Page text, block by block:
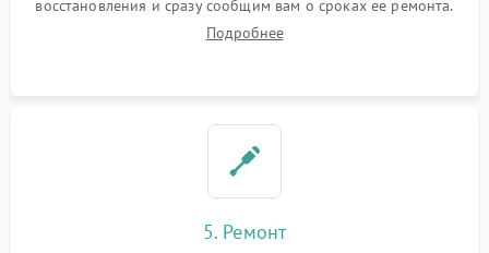
восстановления и сразу сообщим вам о сроках ее ремонта.
Подробнее
5. Ремонт